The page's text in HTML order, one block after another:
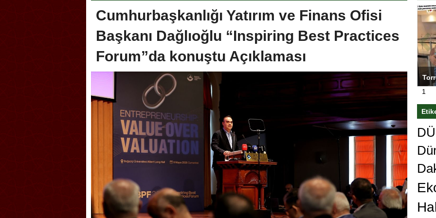
Cumhurbaşkanlığı Yatırım ve Finans Ofisi
Başkanı Dağlıoğlu “Inspiring Best Practices
Forum”da konuştu Açıklaması
Antrenörlüğe ”Hayır” diyen Mertens,
Galatasaray’dan bakın ne istedi
Salihli Sporcuları Kuraş’ta Gururlandırdı
çok
1